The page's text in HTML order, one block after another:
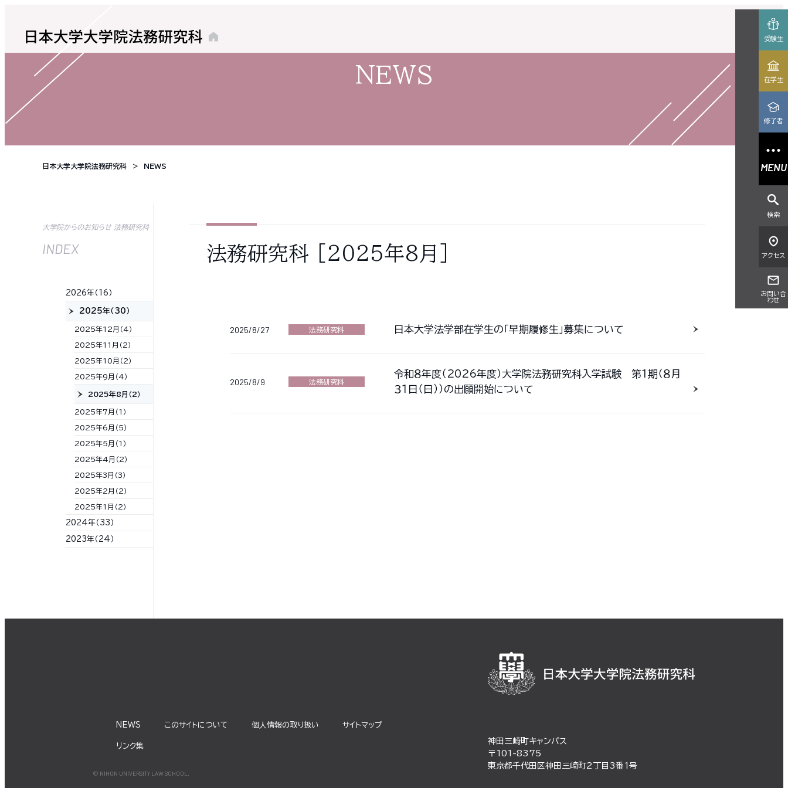
受験生
在学生
修了者
MENU
検索
アクセス
お問い合
わせ
NEWS
日本大学大学院法務研究科 NEWS
法務研究科 ［2025年8月］
2025/8/27 法務研究科 日本大学法学部在学生の「早期履修生」募集について
2025/8/9 法務研究科
令和８年度（2026年度）大学院法務研究科入学試験 第１期（８月
３１日（日））の出願開始について
大学院からのお知らせ 法務研究科
INDEX
2026年（16）
2025年（30）
2025年12月（4）
2025年11月（2）
2025年10月（2）
2025年9月（4）
2025年8月（2）
2025年7月（1）
2025年6月（5）
2025年5月（1）
2025年4月（2）
2025年3月（3）
2025年2月（2）
2025年1月（2）
2024年（33）
2023年（24）
神田三崎町キャンパス
〒101-8375
東京都千代田区神田三崎町2丁目3番1号
NEWS このサイトについて 個⼈情報の取り扱い サイトマップ
リンク集
© NIHON UNIVERSITY LAW SCHOOL.